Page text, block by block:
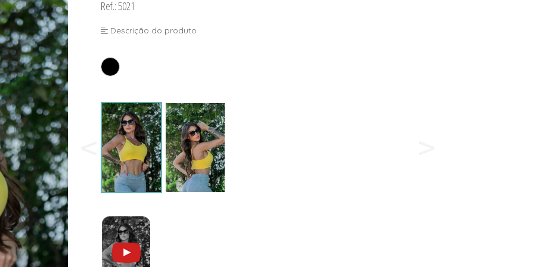
Ref.: 5021
Descrição do produto